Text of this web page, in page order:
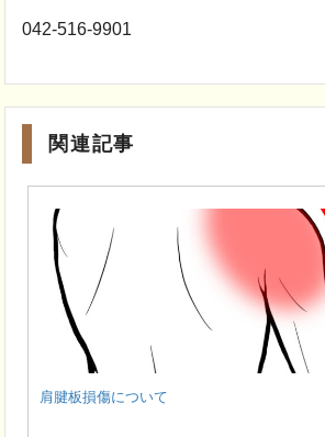
042-516-9901
関連記事
肩腱板損傷について